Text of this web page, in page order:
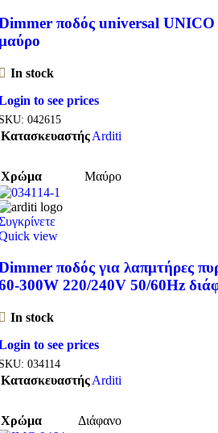
ποδός universal
In stock
to see prices
042615
ΚατασκευαστήςArditi
Χρώμα Μαύρο
view
ποδός για λαπμτήρες
300W 220/240V 50/60Hz
In stock
to see prices
034114
ΚατασκευαστήςArditi
Χρώμα Διάφανο